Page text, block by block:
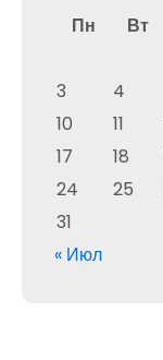
Пн
Вт
3
4
10
11
17
18
24
25
31
« Июл